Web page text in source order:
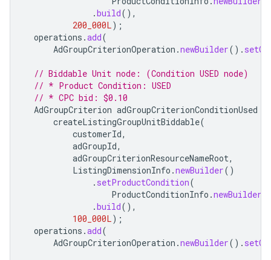
.build(),
200_000L);
operations .add(
AdGroupCriterionOperation .newBuilder().
// Biddable Unit node: (Condition USED node)
// * Product Condition: USED
// * CPC bid: $0.10
AdGroupCriterion adGroupCriterionConditionUsed
createListingGroupUnitBiddable(
customerId,
adGroupId,
adGroupCriterionResourceNameRoot,
ListingDimensionInfo .newBuilder()
. setProductCondition(
ProductConditionInfo .newBuilder
.build(),
100_000L);
operations .add(
AdGroupCriterionOperation .newBuilder().